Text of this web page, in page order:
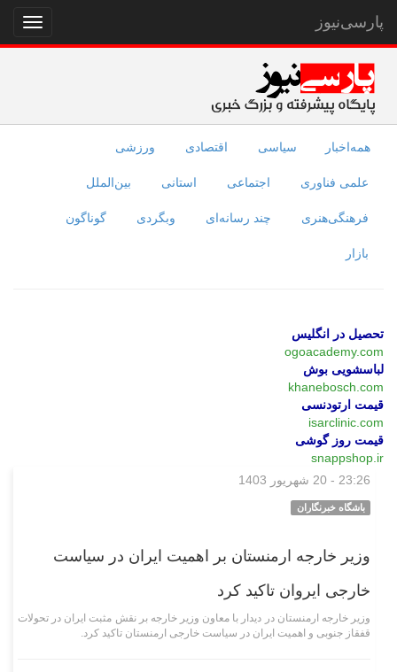
نمایش
منو
پارسی‌نیوز
همه‌اخبار سیاسی اقتصادی ورزشی
علمی فناوری اجتماعی استانی بین‌الملل
فرهنگی‌هنری چند رسانه‌ای وبگردی گوناگون
بازار
تحصیل در انگلیس
ogoacademy.com
لباسشویی بوش
khanebosch.com
قیمت ارتودنسی
isarclinic.com
قیمت روز گوشی
snappshop.ir
23:26 - 20 شهریور 1403
باشگاه خبرنگاران
وزیر خارجه ارمنستان بر اهمیت ایران در سیاست
خارجی ایروان تاکید کرد
وزیر خارجه ارمنستان در دیدار با معاون وزیر خارجه بر نقش مثبت ایران در تحولات
قفقاز جنوبی و اهمیت ایران در سیاست خارجی ارمنستان تاکید کرد.